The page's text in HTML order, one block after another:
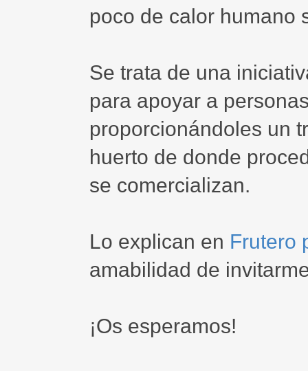
poco de calor humano
Se trata de una
para apoyar a
proporcionándoles un
huerto de donde
se comercializan.
Lo explican en Frutero
amabilidad de
¡Os esperamos!